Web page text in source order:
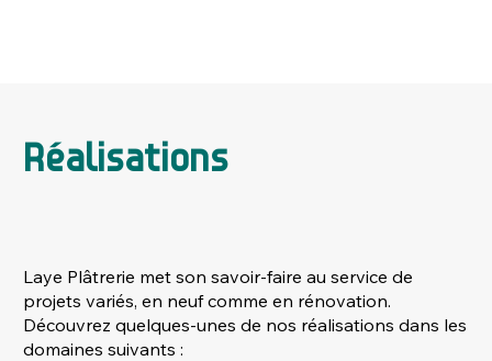
Réalisations
Laye Plâtrerie met son savoir-faire au service de
projets variés, en neuf comme en rénovation.
Découvrez quelques-unes de nos réalisations dans les
domaines suivants :